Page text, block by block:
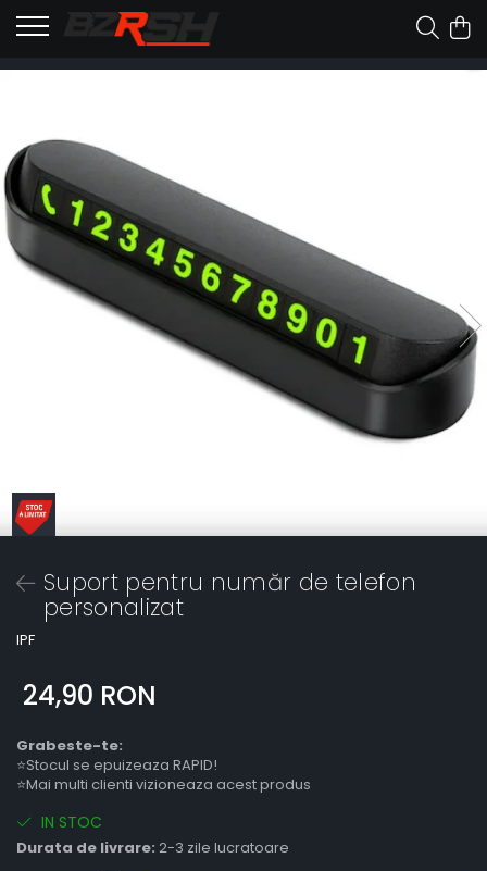
Suport pentru număr de telefon
personalizat
IPF
24,90 RON
Grabeste-te:
⭐Stocul se epuizeaza RAPID!
⭐Mai multi clienti vizioneaza acest produs
IN STOC
Durata de livrare: 2-3 zile lucratoare